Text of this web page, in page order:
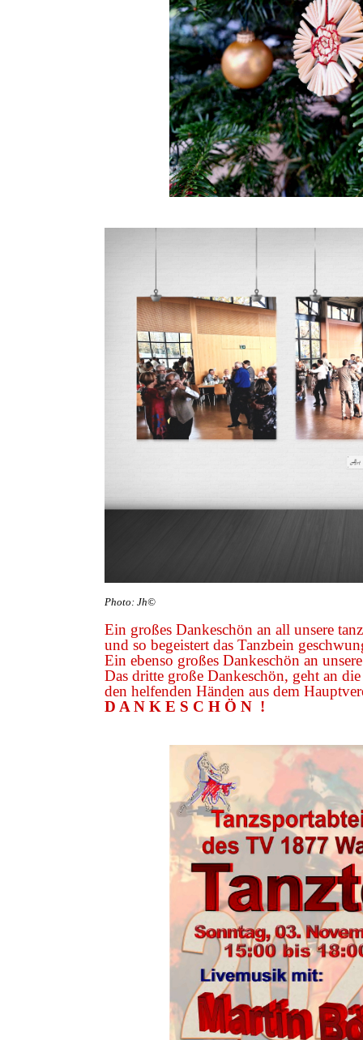
Photo: Jh©
Ein großes Dankeschön an all unsere
und so begeistert das Tanzbein
Ein ebenso großes Dankeschön an
Das dritte große Dankeschön, geht an
den helfenden Händen aus dem
D A N K E S C H Ö N !